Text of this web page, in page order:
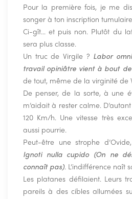
Pour la première fois, je me
songer à ton inscription
Ci-gît… et puis non. Plutôt du
sera plus classe.
Un truc de Virgile ? Labor
travail opiniâtre vient à bout
de tout, même de la virginité de
De penser, de la sorte, à une
m’aidait à rester calme.
120 Km/h. Une vitesse très
aussi pourrie.
Peut-être une strophe
Ignoti nulla cupido (On ne
connaît pas). L’indifférence naît
Les platanes défilaient. Leurs
pareils à des cibles allumées